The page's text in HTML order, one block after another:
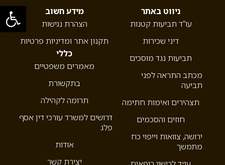
פתח
ניווט באתר
עו”ד תביעות קטנות
דיני שכירות
תביעות נגד מוסכים
מכתב התראה לפני
תביעה
תצהירים ואימות חתימה
חוזים והסכמים
ירושה, צוואות וייפוי כח
מתמשך
מידע חשוב
הצהרת נגישות
תקנון אתר ומדיניות פרטיות
כללי
מאמרים משפטיים
בתקשורת
תרומה לקהילה
דרושים למשרד עורכי דין אסף
פלג
אודות
יצירת קשר